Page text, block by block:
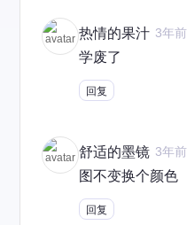
热情的果汁 3年前
学废了
回复
舒适的墨镜 3年前
图不变换个颜色
回复